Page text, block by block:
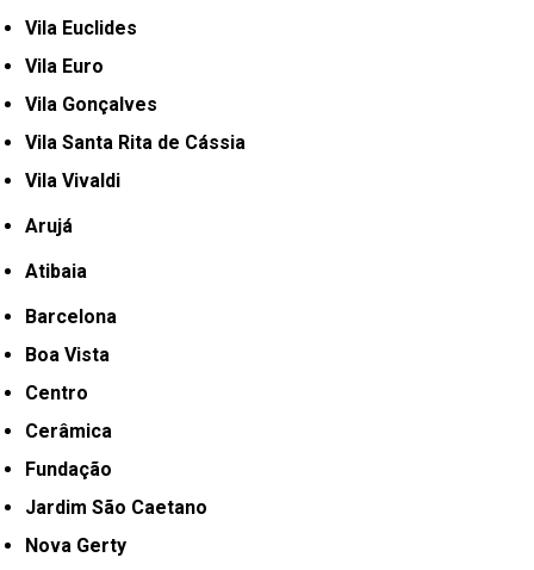
Vila Euclides
Vila Euro
Vila Gonçalves
Vila Santa Rita de Cássia
Vila Vivaldi
Arujá
Atibaia
Barcelona
Boa Vista
Centro
Cerâmica
Fundação
Jardim São Caetano
Nova Gerty